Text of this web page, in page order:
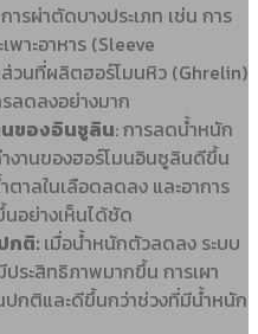
การผ่าตัดบางประเภท เช่น การ
าะอาหาร (Sleeve
วนที่ผลิตฮอร์โมนหิว (Ghrelin)
ลดลงอย่างมาก
นของอินซูลิน: การลดน้ำหนัก
งานของฮอร์โมนอินซูลินดีขึ้น
ตาลในเลือดลดลง และอาการ
อย่างเห็นได้ชัด
กติ: เมื่อน้ำหนักตัวลดลง ระบบ
ประสิทธิภาพมากขึ้น การเผา
กติและดีขึ้นกว่าช่วงที่มีน้ำหนัก